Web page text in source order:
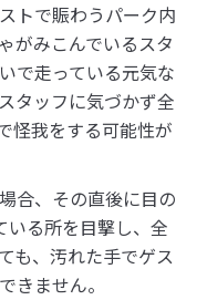
トで賑わうパーク内
がみこんでいるスタ
で走っている元気な
タッフに気づかず全
怪我をする可能性が
合、その直後に目の
る所を目撃し、全
も、汚れた手でゲス
きません。